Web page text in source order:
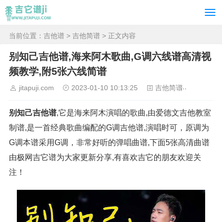
当前位置： 吉他谱 > 吉他简谱 > 正文内容
别知己吉他谱,海来阿木歌曲,G调六线谱高清视
频教学,附5张六线简谱
jitapuji.com 2023-01-10 10:13:25 吉他简谱
别知己吉他谱,它是海来阿木演唱的歌曲,由爱德文吉他教室
制谱,是一首经典歌曲编配的G调吉他谱,演唱时可，原调为
G调本谱采用G调，非常好听的弹唱曲谱,下面5张高清曲谱
由极网吉它谱为大家更新分享,有喜欢吉它的朋友欢迎关
注！